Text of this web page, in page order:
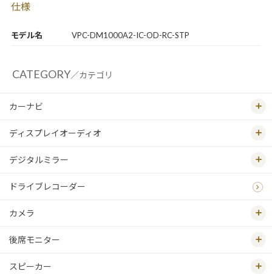
モデル名 VPC-DM1000A2-IC-OD-RC-STP
仕様
CATEGORY／カテゴリ
カーナビ
ディスプレイオーディオ
デジタルミラー
ドライブレコーダー
カメラ
後席モニター
スピーカー